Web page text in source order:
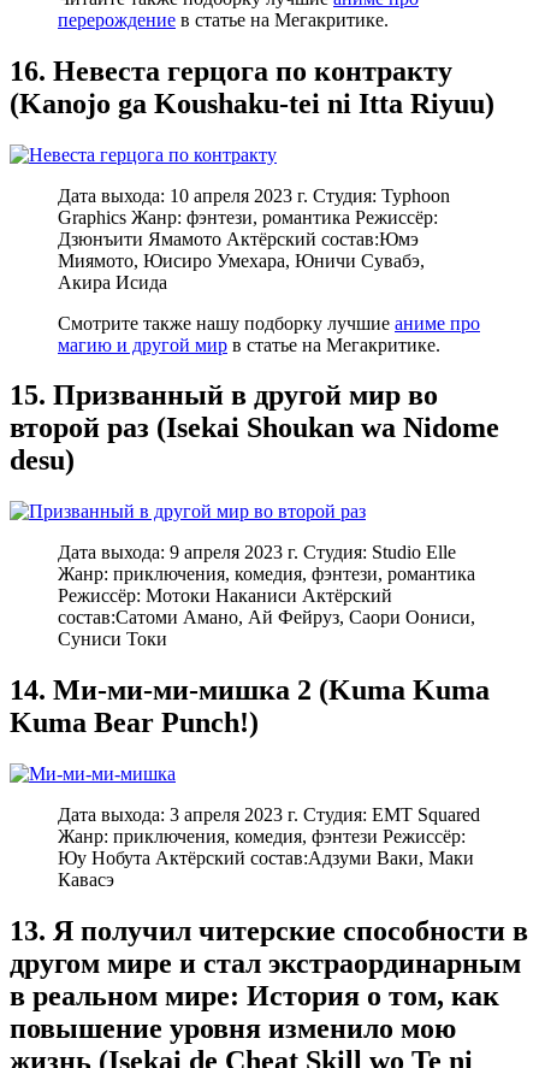
перерождение в статье на Мегакритике.
16. Невеста герцога по контракту
(Kanojo ga Koushaku-tei ni Itta Riyuu)
Дата выхода: 10 апреля 2023 г. Студия: Typhoon
Graphics Жанр: фэнтези, романтика Режиссёр:
Дзюнъити Ямамото Актёрский состав:Юмэ
Миямото, Юисиро Умехара, Юничи Сувабэ,
Акира Исида
Смотрите также нашу подборку лучшие аниме про
магию и другой мир в статье на Мегакритике.
15. Призванный в другой мир во
второй раз (Isekai Shoukan wa Nidome
desu)
Дата выхода: 9 апреля 2023 г. Студия: Studio Elle
Жанр: приключения, комедия, фэнтези, романтика
Режиссёр: Мотоки Наканиси Актёрский
состав:Сатоми Амано, Ай Фейруз, Саори Оониси,
Суниси Токи
14. Ми-ми-ми-мишка 2 (Kuma Kuma
Kuma Bear Punch!)
Дата выхода: 3 апреля 2023 г. Студия: EMT Squared
Жанр: приключения, комедия, фэнтези Режиссёр:
Юу Нобута Актёрский состав:Адзуми Ваки, Маки
Кавасэ
13. Я получил читерские способности в
другом мире и стал экстраординарным
в реальном мире: История о том, как
повышение уровня изменило мою
жизнь (Isekai de Cheat Skill wo Te ni